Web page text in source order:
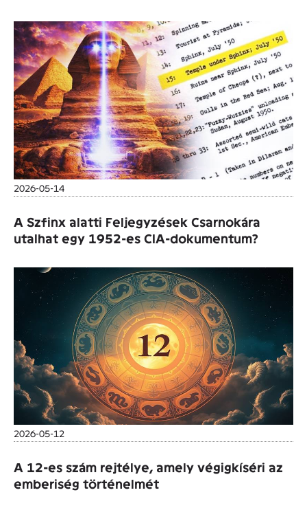
2026-05-14
A Szfinx alatti Feljegyzések Csarnokára
utalhat egy 1952-es CIA-dokumentum?
2026-05-12
A 12-es szám rejtélye, amely végigkíséri az
emberiség történelmét